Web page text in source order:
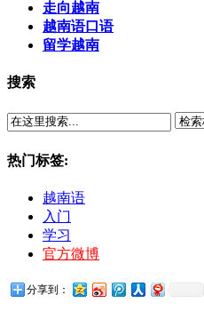
走向越南
越南语口语
留学越南
搜索
热门标签:
越南语
入门
学习
官方微博
分享到：